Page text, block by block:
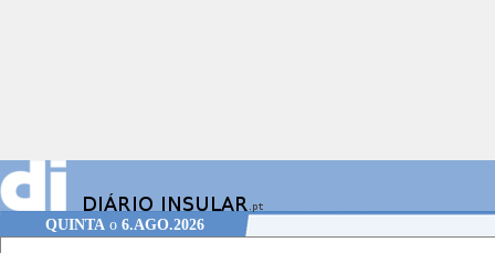
QUINTAo 6.AGO.2026